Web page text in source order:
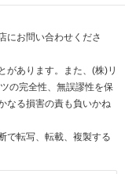
にお問い合わせくださ
があります。また、(株)リ
の完全性、無誤謬性を保
なる損害の責も負いかね
で転写、転載、複製する